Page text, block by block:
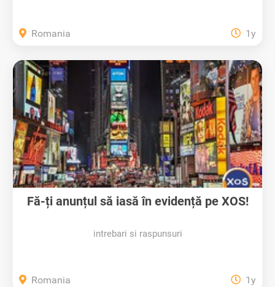
Romania 1y
Fă-ți anunțul să iasă în evidență pe XOS!
intrebari si raspunsuri
Romania 1y